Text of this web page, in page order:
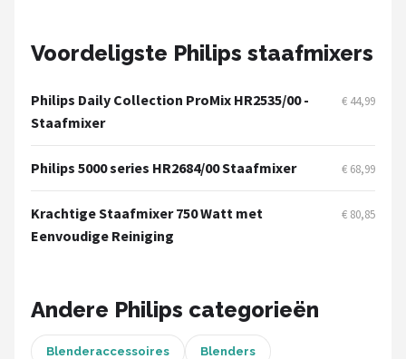
Magimix
Braun
Bardi
Bartscher
Nutribullet
Voordeligste Philips staafmixers
Philips Daily Collection ProMix HR2535/00 -
Staafmixer
€ 44,99
Philips 5000 series HR2684/00 Staafmixer € 68,99
Krachtige Staafmixer 750 Watt met
Eenvoudige Reiniging
€ 80,85
Andere Philips categorieën
Blenderaccessoires Blenders